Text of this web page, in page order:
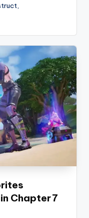
Chapter 7